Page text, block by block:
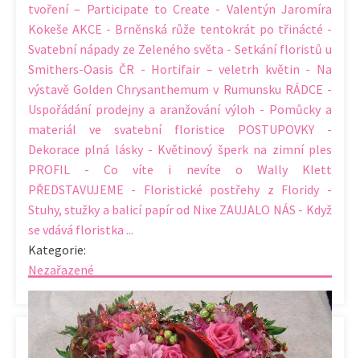
tvoření – Participate to Create - Valentýn Jaromíra
Kokeše AKCE - Brněnská růže tentokrát po třinácté -
Svatební nápady ze Zeleného světa - Setkání floristů u
Smithers-Oasis ČR - Hortifair – veletrh květin - Na
výstavě Golden Chrysanthemum v Rumunsku RÁDCE -
Uspořádání prodejny a aranžování výloh - Pomůcky a
materiál ve svatební floristice POSTUPOVKY -
Dekorace plná lásky - Květinový šperk na zimní ples
PROFIL - Co víte i nevíte o Wally Klett
PŘEDSTAVUJEME - Floristické postřehy z Floridy -
Stuhy, stužky a balicí papír od Nixe ZAUJALO NÁS - Když
se vdává floristka ...
Kategorie:
Nezařazené